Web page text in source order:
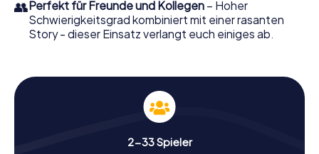
👥Perfekt für Freunde und Kollegen – Hoher
Schwierigkeitsgrad kombiniert mit einer rasanten
Story - dieser Einsatz verlangt euch einiges ab.
2-33 Spieler